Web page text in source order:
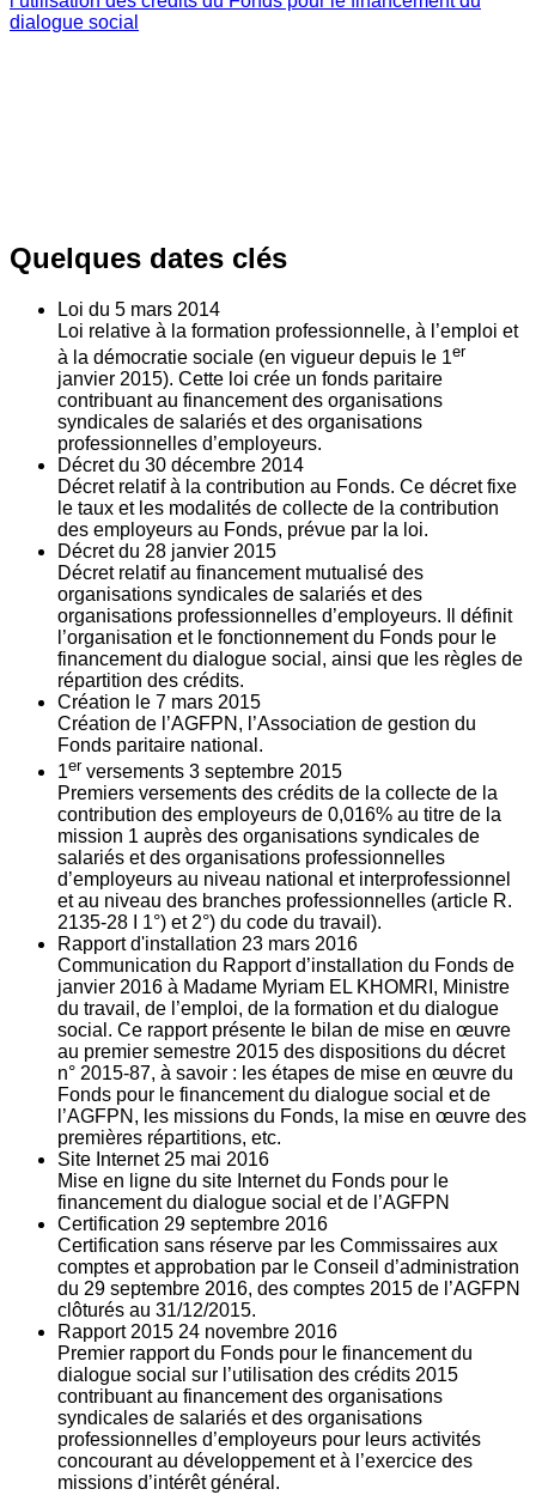
dialogue social
Quelques dates clés
Loi du 5 mars 2014
Loi relative à la formation professionnelle, à l’emploi et
à la démocratie sociale (en vigueur depuis le 1er
janvier 2015). Cette loi crée un fonds paritaire
contribuant au financement des organisations
syndicales de salariés et des organisations
professionnelles d’employeurs.
Décret du 30 décembre 2014
Décret relatif à la contribution au Fonds. Ce décret fixe
le taux et les modalités de collecte de la contribution
des employeurs au Fonds, prévue par la loi.
Décret du 28 janvier 2015
Décret relatif au financement mutualisé des
organisations syndicales de salariés et des
organisations professionnelles d’employeurs. Il définit
l’organisation et le fonctionnement du Fonds pour le
financement du dialogue social, ainsi que les règles de
répartition des crédits.
Création le 7 mars 2015
Création de l’AGFPN, l’Association de gestion du
Fonds paritaire national.
1er versements 3 septembre 2015
Premiers versements des crédits de la collecte de la
contribution des employeurs de 0,016% au titre de la
mission 1 auprès des organisations syndicales de
salariés et des organisations professionnelles
d’employeurs au niveau national et interprofessionnel
et au niveau des branches professionnelles (article R.
2135‐28 I 1°) et 2°) du code du travail).
Rapport d'installation 23 mars 2016
Communication du Rapport d’installation du Fonds de
janvier 2016 à Madame Myriam EL KHOMRI, Ministre
du travail, de l’emploi, de la formation et du dialogue
social. Ce rapport présente le bilan de mise en œuvre
au premier semestre 2015 des dispositions du décret
n° 2015-87, à savoir : les étapes de mise en œuvre du
Fonds pour le financement du dialogue social et de
l’AGFPN, les missions du Fonds, la mise en œuvre des
premières répartitions, etc.
Site Internet 25 mai 2016
Mise en ligne du site Internet du Fonds pour le
financement du dialogue social et de l’AGFPN
Certification 29 septembre 2016
Certification sans réserve par les Commissaires aux
comptes et approbation par le Conseil d’administration
du 29 septembre 2016, des comptes 2015 de l’AGFPN
clôturés au 31/12/2015.
Rapport 2015 24 novembre 2016
Premier rapport du Fonds pour le financement du
dialogue social sur l’utilisation des crédits 2015
contribuant au financement des organisations
syndicales de salariés et des organisations
professionnelles d’employeurs pour leurs activités
concourant au développement et à l’exercice des
missions d’intérêt général.